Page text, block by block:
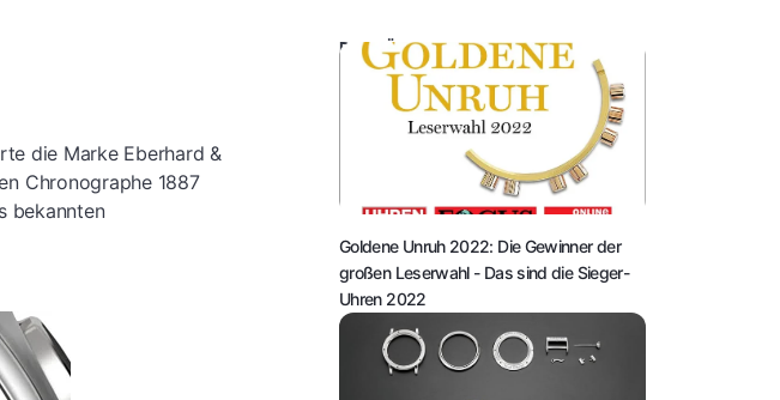
die Marke Eberhard &
Chronographe 1887
bekannten
DAS KÖNNTE SIE AUCH INTERESSIEREN:
Goldene Unruh 2022: Die Gewinner der
großen Leserwahl - Das sind die Sieger-
Uhren 2022